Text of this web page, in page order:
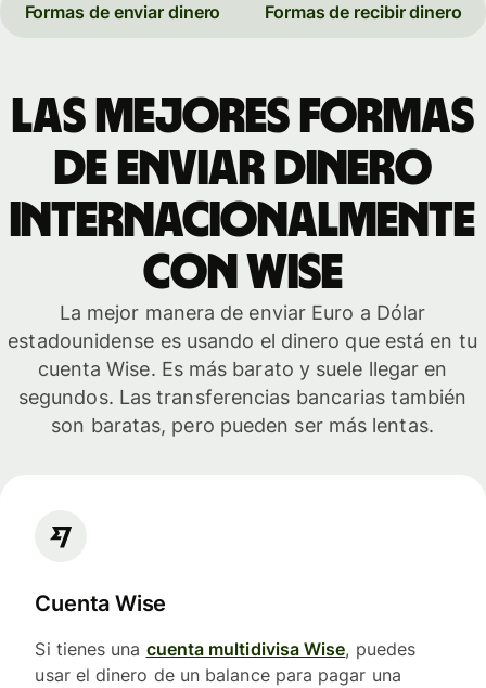
Formas de enviar dinero Formas de recibir dinero
Las mejores formas
de enviar dinero
internacionalmente
con Wise
La mejor manera de enviar Euro a Dólar
estadounidense es usando el dinero que está en tu
cuenta Wise. Es más barato y suele llegar en
segundos. Las transferencias bancarias también
son baratas, pero pueden ser más lentas.
Cuenta Wise
Si tienes una cuenta multidivisa Wise, puedes
usar el dinero de un balance para pagar una